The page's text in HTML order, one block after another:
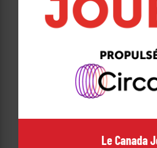
Le Canada